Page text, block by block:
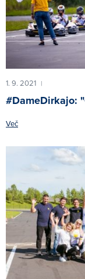
1. 9. 2021 |
#DameDirkajo:
Več